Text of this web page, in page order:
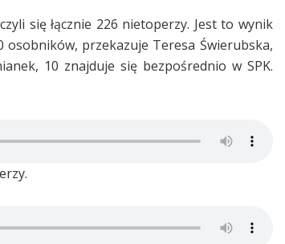
się łącznie 226 nietoperzy. Jest to wynik
przekazuje Teresa Świerubska,
10 znajduje się bezpośrednio w SPK.